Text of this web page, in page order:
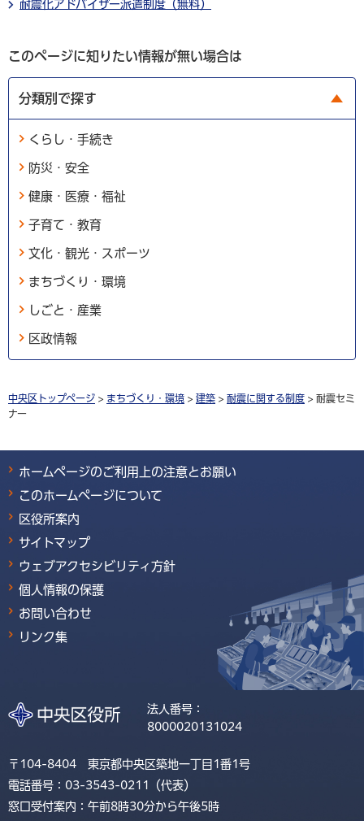
耐震化アドバイザー派遣制度（無料）
このページに知りたい情報が無い場合は
分類別で探す
くらし・手続き
防災・安全
健康・医療・福祉
子育て・教育
文化・観光・スポーツ
まちづくり・環境
しごと・産業
区政情報
中央区トップページ > まちづくり・環境 > 建築 > 耐震に関する制度 > 耐震セミ
ナー
ホームページのご利用上の注意とお願い
このホームページについて
区役所案内
サイトマップ
ウェブアクセシビリティ方針
個人情報の保護
お問い合わせ
リンク集
法人番号：
8000020131024
〒104-8404 東京都中央区築地一丁目1番1号
電話番号：03-3543-0211（代表）
窓口受付案内：午前8時30分から午後5時